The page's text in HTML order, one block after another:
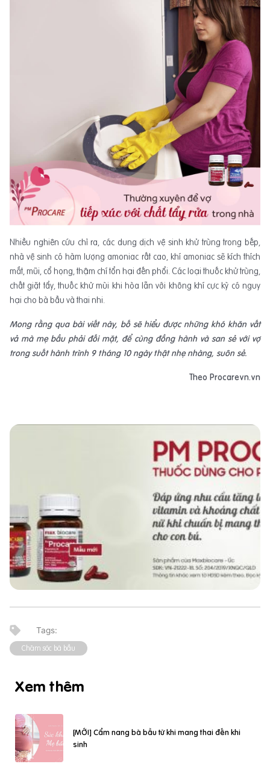
Nhiều nghiên cứu chỉ ra, các dung dịch vệ sinh khử trùng trong bếp,
nhà vệ sinh có hàm lượng amoniac rất cao, khí amoniac sẽ kích thích
mắt, mũi, cổ họng, thậm chí tổn hại đến phổi. Các loại thuốc khử trùng,
chất giặt tẩy, thuốc khử mùi khi hòa lẫn với không khí cực kỳ có nguy
hại cho bà bầu và thai nhi.
Mong rằng qua bài viết này, bố sẽ hiểu được những khó khăn vất
vả mà mẹ bầu phải đối mặt, để cùng đồng hành và san sẻ với vợ
trong suốt hành trình 9 tháng 10 ngày thật nhẹ nhàng, suôn sẻ.
Theo Procarevn.vn
Chăm sóc bà bầu
Xem thêm
[MỚI] Cẩm nang bà bầu từ khi mang thai đến khi
sinh